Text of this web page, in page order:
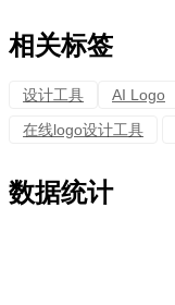
相关标签
设计工具 AI Logo
在线logo设计工具
数据统计